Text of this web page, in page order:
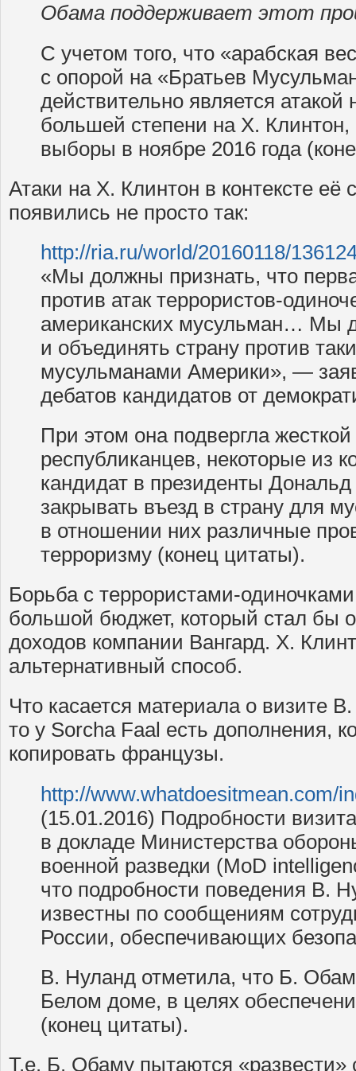
Обама поддерживает этот
С учетом того, что «арабская
с опорой на «Братьев
действительно является
большей степени на Х. Клинтон,
выборы в ноябре 2016 года
Атаки на Х. Клинтон в контексте её
появились не просто так:
http://ria.ru/world/20160118/
«Мы должны признать, что
против атак террористов-
американских мусульман… Мы
и объединять страну против
мусульманами Америки», —
дебатов кандидатов от
При этом она подвергла
республиканцев, некоторые из
кандидат в президенты
закрывать въезд в страну для
в отношении них различные
терроризму (конец цитаты).
Борьба с террористами-
большой бюджет, который стал бы
доходов компании Вангард. Х.
альтернативный способ.
Что касается материала о визите
то у Sorcha Faal есть дополнения,
копировать французы.
http://www.whatdoesitmean.com/
(15.01.2016) Подробности
в докладе Министерства
военной разведки (MoD
что подробности поведения В.
известны по сообщениям
России, обеспечивающих
В. Нуланд отметила, что Б.
Белом доме, в целях
(конец цитаты).
Т.е. Б. Обаму пытаются